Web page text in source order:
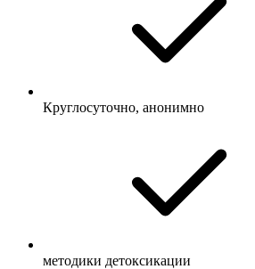
Круглосуточно, анонимно
методики детоксикации